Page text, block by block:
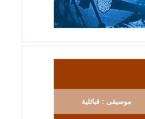
موسيقى : قبائلية